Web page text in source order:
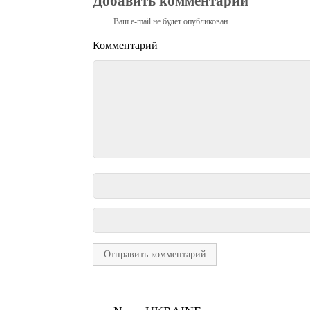
Ваш e-mail не будет опубликован.
Комментарий